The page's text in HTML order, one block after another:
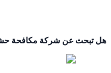
ورد نخيل شجيرات و ازهار
هل تبحث عن شركة مكافحة